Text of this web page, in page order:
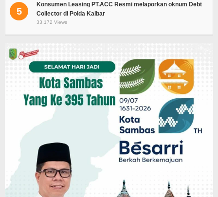
5
Konsumen Leasing PT.ACC Resmi melaporkan oknum Debt
Collector di Polda Kalbar
33,172 Views